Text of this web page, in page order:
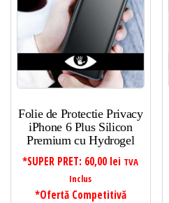
Folie de Protectie Privacy
iPhone 6 Plus Silicon
Premium cu Hydrogel
*SUPER PRET: 60,00 lei TVA
Inclus
*Ofertă Competitivă